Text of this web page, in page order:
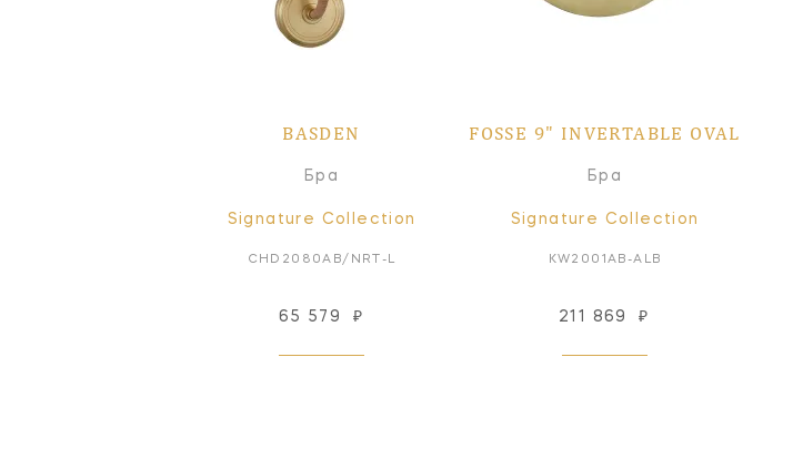
BASDEN
Бра
Signature Collection
CHD2080AB/NRT-L
65 579 ₽
FOSSE 9" INVERTABLE OVAL
Бра
Signature Collection
KW2001AB-ALB
211 869 ₽